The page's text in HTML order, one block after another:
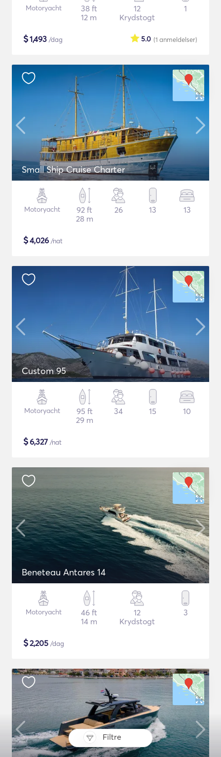
Filtre
Motoryacht
38 ft
12 m
12
Krydstogt
1
$1,493 /dag (1 anmeldelser)
5.0
Small Ship Cruise Charter
Motoryacht
92 ft
28 m
26 13 13
$4,026 /nat
Custom 95
Motoryacht
95 ft
29 m
34 15 10
$6,327 /nat
Beneteau Antares 14
Motoryacht
46 ft
14 m
12
Krydstogt
3
$2,205 /dag